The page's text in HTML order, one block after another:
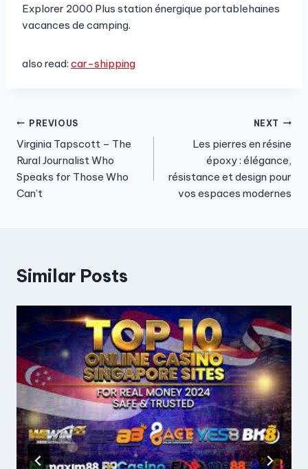
Explorer 2000 Plus station énergique portablehaines
vacances de camping.
also read: car-shipping
Post
navigation
PREVIOUS
Virginia Tapscott – The
Rural Journalist Who
Speaks for Those Who
Can’t
NEXT
Les pierres en résine
époxy : élégance,
résistance et design pour
vos espaces modernes
Similar Posts